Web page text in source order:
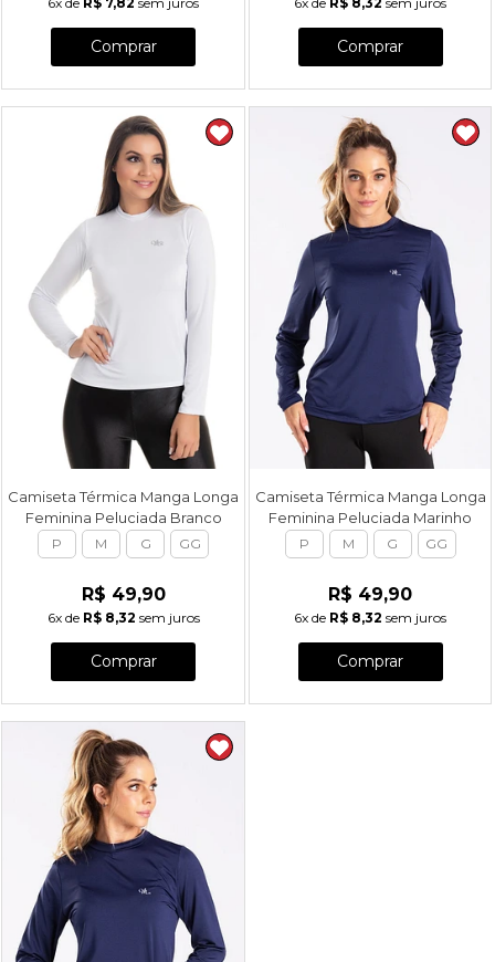
Comprar Comprar
Camiseta Térmica Manga Longa
Feminina Peluciada Branco
P M G GG
R$ 49,90
6xde R$ 8,32 sem juros
Comprar
Camiseta Térmica Manga Longa
Feminina Peluciada Marinho
P M G GG
R$ 49,90
6x de R$ 8,32 sem juros
Comprar